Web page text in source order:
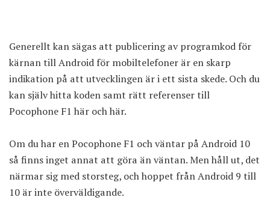
Generellt kan sägas att publicering av programkod för
kärnan till Android för mobiltelefoner är en skarp
indikation på att utvecklingen är i ett sista skede. Och du
kan själv hitta koden samt rätt referenser till
Pocophone F1 här ochhär.
Om du har en Pocophone F1 och väntar på Android 10
så finns inget annat att göra än väntan. Men håll ut, det
närmar sig med storsteg, och hoppet från Android 9 till
10 är inte överväldigande.